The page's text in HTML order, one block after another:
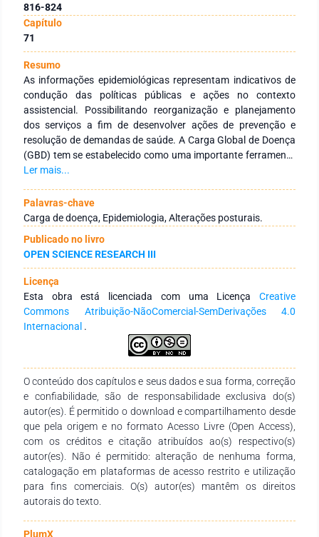
816-824
Capítulo
71
Resumo
As informações epidemiológicas representam indicativos de
condução das políticas públicas e ações no contexto
assistencial. Possibilitando reorganização e planejamento
dos serviços a fim de desenvolver ações de prevenção e
resolução de demandas de saúde. A Carga Global de Doença
(GBD) tem se estabelecido como uma importante ferramenta
de compreensão de como um agravo/doença interfere no
Disability Adjusted Life Years- anos de vida ajustados por
incapacidade (DALYs) permitem avaliar o impacto de um
agravo em uma população. Objetivos: Analisar os índices
anos de vida ajustados por incapacidade na dor lombar e
cervical entre indivíduos de 5-14 anos nos estados do Ceará,
Bahia, Alagoas, Sergipe, Maranhão, Rio Grande do Norte,
Paraíba, Piauí e Pernambuco no ano de 2016. Metodologia:
estudo ecológico, baseado em dados secundários do Global
Health Data Exchange (GBD 2016). A coleta foi realizada no
período de outubro de 2018 sendo analisados dados de
homens e mulheres entre 5-14 anos de idade que foram
incremento no índice de anos de vida ajudados por
incapacidade na dor da coluna lombar e cervical. Conclusão:
A carga global do uso da dor lombar e cervical impacta
negativamente na funcionalidade e qualidade de vida dos
adolescentes nordestinos.
Ler mais...
Palavras-chave
Carga de doença, Epidemiologia, Alterações posturais.
Publicado no livro
OPEN SCIENCE RESEARCH III
Licença
Esta obra está licenciada com uma Licença Creative
Commons Atribuição-NãoComercial-SemDerivações 4.0
Internacional .
O conteúdo dos capítulos e seus dados e sua forma, correção
e confiabilidade, são de responsabilidade exclusiva do(s)
autor(es). É permitido o download e compartilhamento desde
que pela origem e no formato Acesso Livre (Open Access),
com os créditos e citação atribuídos ao(s) respectivo(s)
autor(es). Não é permitido: alteração de nenhuma forma,
catalogação em plataformas de acesso restrito e utilização
para fins comerciais. O(s) autor(es) mantêm os direitos
autorais do texto.
PlumX